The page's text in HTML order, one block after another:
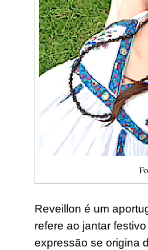
Reveillon é um
refere ao jantar
expressão se origina